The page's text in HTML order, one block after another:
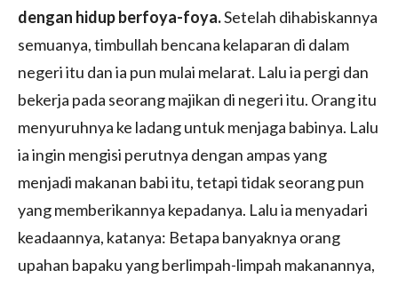
dengan hidup berfoya-foya.Setelah dihabiskannya
semuanya, timbullah bencana kelaparan di dalam
negeri itu dan ia pun mulai melarat. Lalu ia pergi dan
bekerja pada seorang majikan di negeri itu. Orang itu
menyuruhnya ke ladang untuk menjaga babinya. Lalu
ia ingin mengisi perutnya dengan ampas yang
menjadi makanan babi itu, tetapi tidak seorang pun
yang memberikannya kepadanya. Lalu ia menyadari
keadaannya, katanya: Betapa banyaknya orang
upahan bapaku yang berlimpah-limpah makanannya,